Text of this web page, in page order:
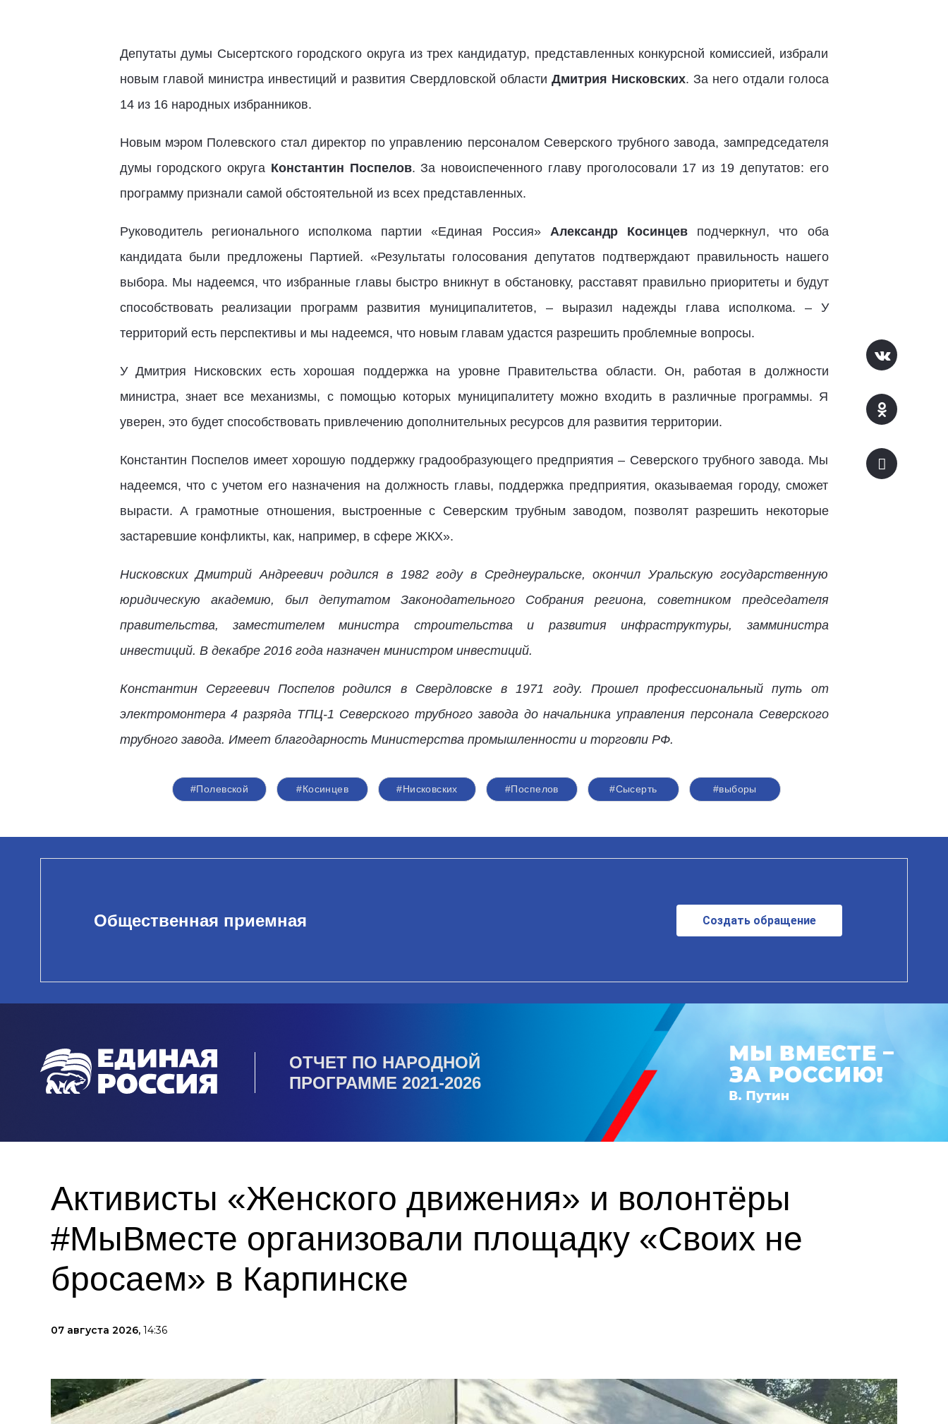
Депутаты думы Сысертского городского округа из трех кандидатур, представленных конкурсной комиссией, избрали
новым главой министра инвестиций и развития Свердловской области Дмитрия Нисковских. За него отдали голоса
14 из 16 народных избранников.
Новым мэром Полевского стал директор по управлению персоналом Северского трубного завода, зампредседателя
думы городского округа Константин Поспелов. За новоиспеченного главу проголосовали 17 из 19 депутатов: его
программу признали самой обстоятельной из всех представленных.
Руководитель регионального исполкома партии «Единая Россия» Александр Косинцевподчеркнул, что оба
кандидата были предложены Партией. «Результаты голосования депутатов подтверждают правильность нашего
выбора. Мы надеемся, что избранные главы быстро вникнут в обстановку, расставят правильно приоритеты и будут
способствовать реализации программ развития муниципалитетов, – выразил надежды глава исполкома. – У
территорий есть перспективы и мы надеемся, что новым главам удастся разрешить проблемные вопросы.
У Дмитрия Нисковских есть хорошая поддержка на уровне Правительства области. Он, работая в должности
министра, знает все механизмы, с помощью которых муниципалитету можно входить в различные программы. Я
уверен, это будет способствовать привлечению дополнительных ресурсов для развития территории.
Константин Поспелов имеет хорошую поддержку градообразующего предприятия – Северского трубного завода. Мы
надеемся, что с учетом его назначения на должность главы, поддержка предприятия, оказываемая городу, сможет
вырасти. А грамотные отношения, выстроенные с Северским трубным заводом, позволят разрешить некоторые
застаревшие конфликты, как, например, в сфере ЖКХ».
Нисковских Дмитрий Андреевич родился в 1982 году в Среднеуральске, окончил Уральскую государственную
юридическую академию, был депутатом Законодательного Собрания региона, советником председателя
правительства, заместителем министра строительства и развития инфраструктуры, замминистра
инвестиций. В декабре 2016 года назначен министром инвестиций.
Константин Сергеевич Поспелов родился в Свердловске в 1971 году. Прошел профессиональный путь от
электромонтера 4 разряда ТПЦ-1 Северского трубного завода до начальника управления персонала Северского
трубного завода. Имеет благодарность Министерства промышленности и торговли РФ.
#Полевской #Косинцев #Нисковских #Поспелов #Сысерть #выборы
Общественная приемная Создать обращение
ОТЧЕТ ПО НАРОДНОЙ
ПРОГРАММЕ 2021-2026
Активисты «Женского движения» и волонтёры
#МыВместе организовали площадку «Своих не
бросаем» в Карпинске
07 августа 2026, 14:36